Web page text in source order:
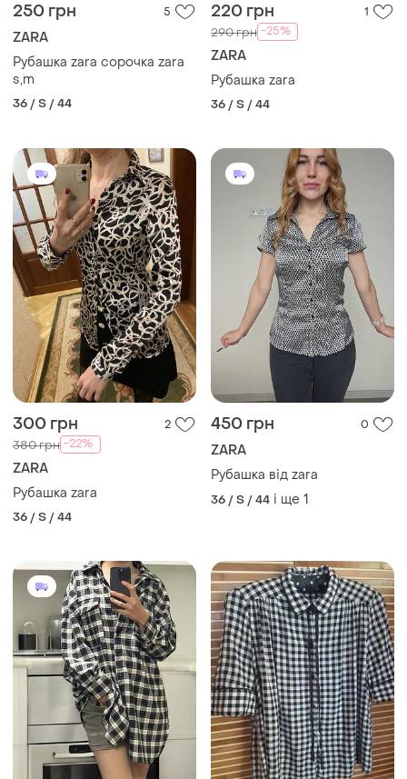
250 грн 5
ZARA
Рубашка zara сорочка zara
s,m
36 / S / 44
220 грн 1
290 грн -25%
ZARA
Рубашка zara
36 / S / 44
300 грн 2
380 грн -22%
ZARA
Рубашка zara
36 / S / 44
450 грн 0
ZARA
Рубашка від zara
36 / S / 44 і ще 1